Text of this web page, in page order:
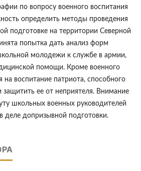
по вопросу военного воспитания
определить методы проведения
подготовке на территории Северной
попытка дать анализ форм
молодежи к службе в армии,
помощи. Кроме военного
на воспитание патриота, способного
ее от неприятеля. Внимание
школьных военных руководителей
деле допризывной подготовки.